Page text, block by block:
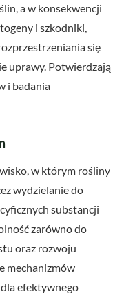
a w konsekwencji
i szkodniki,
się
uprawy. Potwierdzają
i badania
w którym rośliny
wydzielanie do
substancji
zarówno do
oraz rozwoju
mechanizmów
efektywnego